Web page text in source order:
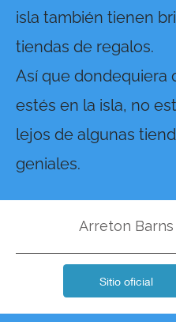
isla también tienen
tiendas de regalos.
Así que dondequiera
estés en la isla, no
lejos de algunas
geniales.
Arreton Barns
Sitio oficial